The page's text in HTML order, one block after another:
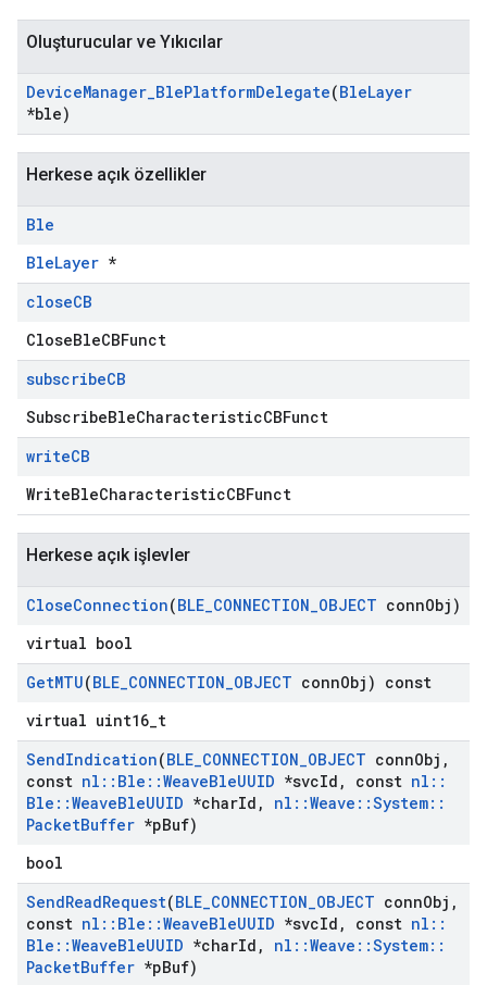
Oluşturucular ve Yıkıcılar
DeviceManager_BlePlatformDelegate(BleLayer
*ble)
Herkese açık özellikler
Ble
BleLayer *
closeCB
CloseBleCBFunct
subscribeCB
SubscribeBleCharacteristicCBFunct
writeCB
WriteBleCharacteristicCBFunct
Herkese açık işlevler
CloseConnection(BLE_CONNECTION_OBJECT connObj)
virtual bool
GetMTU(BLE_CONNECTION_OBJECT connObj) const
virtual uint16_t
SendIndication(BLE_CONNECTION_OBJECT connObj ,
const nl :: Ble ::WeaveBleUUID *svcId , const nl ::
Ble ::WeaveBleUUID *charId , nl ::Weave ::System::
PacketBuffer *pBuf)
bool
SendReadRequest(BLE_CONNECTION_OBJECT connObj ,
const nl :: Ble ::WeaveBleUUID *svcId , const nl ::
Ble ::WeaveBleUUID *charId , nl ::Weave ::System::
PacketBuffer *pBuf)